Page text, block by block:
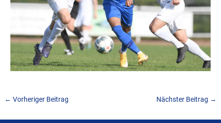
← Vorheriger Beitrag Nächster Beitrag →